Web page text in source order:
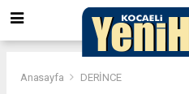
Anasayfa DERİNCE